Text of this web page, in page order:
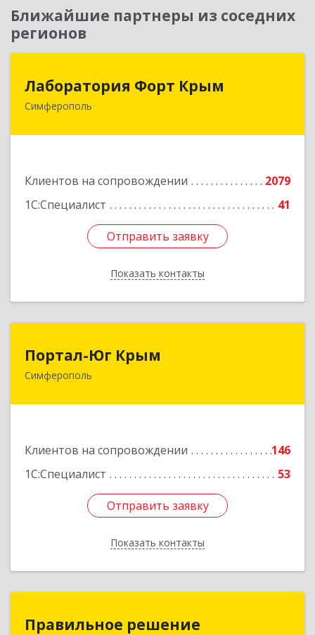
Ближайшие партнеры из соседних
регионов
Лаборатория Форт Крым
Симферополь
Клиентов на сопровождении
2079
1С:Специалист
41
Отправить заявку
Показать контакты
295034, Крым Респ, Симферополь г, Киевская
Отправить заявку
Назад
Портал-Юг Крым
Симферополь
Клиентов на сопровождении
146
1С:Специалист
53
Отправить заявку
Показать контакты
295015, Крым Респ, Симферополь г, Козлова ул,
Отправить заявку
Назад
Правильное решение